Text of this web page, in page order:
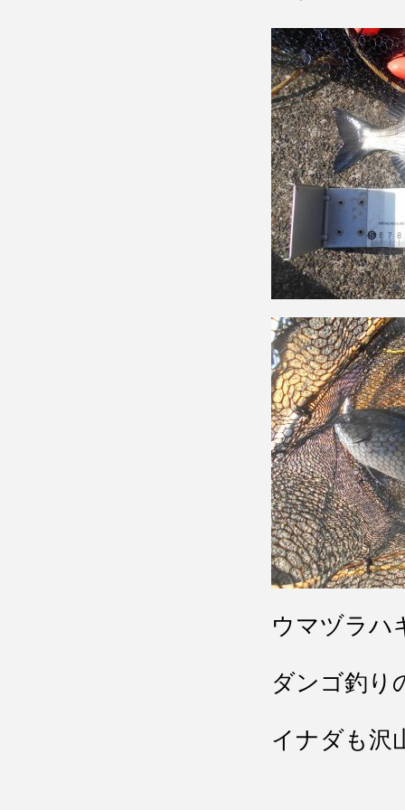
ウマヅラハ
ダンゴ釣り
イナダも沢